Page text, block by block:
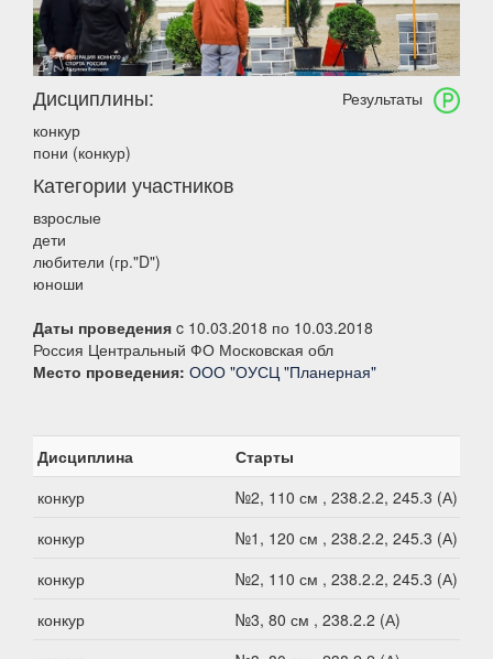
Результаты
Дисциплины:
конкур
пони (конкур)
Категории участников
взрослые
дети
любители (гр."D")
юноши
Даты проведения c 10.03.2018 по 10.03.2018
Россия Центральный ФО Московская обл
Место проведения: ООО "ОУСЦ "Планерная"
Дисциплина
Старты
конкур
№2, 110 см , 238.2.2, 245.3 (А)
конкур
№1, 120 см , 238.2.2, 245.3 (А)
конкур
№2, 110 см , 238.2.2, 245.3 (А)
конкур
№3, 80 см , 238.2.2 (А)